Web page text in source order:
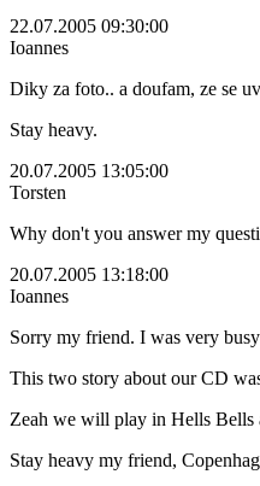
22.07.2005 09:30:00
Ioannes
Diky za foto.. a doufam, ze se
Stay heavy.
20.07.2005 13:05:00
Torsten
Why don't you answer my
20.07.2005 13:18:00
Ioannes
Sorry my friend. I was very
This two story about our CD
Zeah we will play in Hells Bells
Stay heavy my friend,